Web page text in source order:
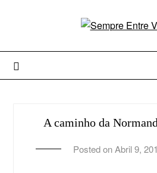
A caminho da
Posted onAbril 9,